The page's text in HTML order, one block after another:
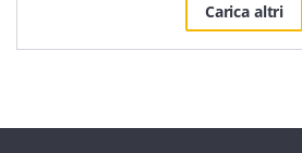
Carica altri